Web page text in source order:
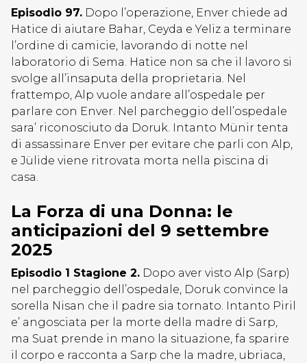
Episodio 97. Dopo l’operazione, Enver chiede ad
Hatice di aiutare Bahar, Ceyda e Yeliz a terminare
l’ordine di camicie, lavorando di notte nel
laboratorio di Sema. Hatice non sa che il lavoro si
svolge all’insaputa della proprietaria. Nel
frattempo, Alp vuole andare all’ospedale per
parlare con Enver. Nel parcheggio dell’ospedale
sara’ riconosciuto da Doruk. Intanto Münir tenta
di assassinare Enver per evitare che parli con Alp,
e Jülide viene ritrovata morta nella piscina di
casa.
La Forza di una Donna: le
anticipazioni del 9 settembre
2025
Episodio 1 Stagione 2. Dopo aver visto Alp (Sarp)
nel parcheggio dell’ospedale, Doruk convince la
sorella Nisan che il padre sia tornato. Intanto Piril
e’ angosciata per la morte della madre di Sarp,
ma Suat prende in mano la situazione, fa sparire
il corpo e racconta a Sarp che la madre, ubriaca,